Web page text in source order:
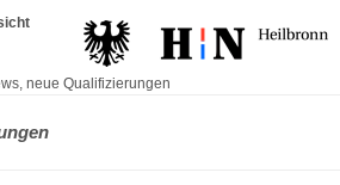
, neue Qualifizierungen